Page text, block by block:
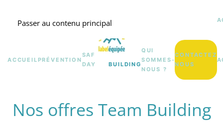
Passer au contenu principal
ACCUEILPRÉVENTION
SAFETY
DAY
TEAM
BUILDING
QUI
SOMMES-
NOUS ?
CONTACTEZ
NOUS
Nos offres Team Building